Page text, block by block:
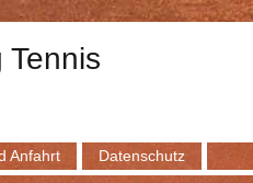
Tennis
Anfahrt Datenschutz